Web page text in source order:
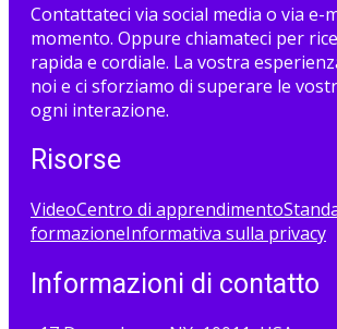
Contattateci via social media o via e-
momento. Oppure chiamateci per
rapida e cordiale. La vostra
noi e ci sforziamo di superare le
ogni interazione.
Risorse
VideoCentro di apprendimento
formazioneInformativa sulla privacy
Informazioni di contatto